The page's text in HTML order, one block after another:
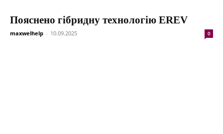
Пояснено гібридну технологію EREV
maxwelhelp - 10.09.2025 0